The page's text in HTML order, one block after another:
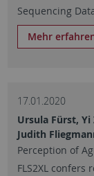
Sequencing
Mehr
17.01.2020
Ursula Fürst,
Judith
Perception of
FLS2XL